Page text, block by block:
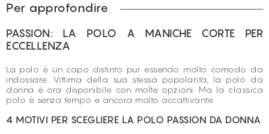
Per approfondire
PASSION: LA POLO A MANICHE CORTE PER
ECCELLENZA
La polo è un capo distinto pur essendo molto comodo da
indossare. Vittima della sua stessa popolarità, la polo da
donna è ora disponibile con molte opzioni. Ma la classica
polo è senza tempo e ancora molto accattivante.
4 MOTIVI PER SCEGLIERE LA POLO PASSION DA DONNA